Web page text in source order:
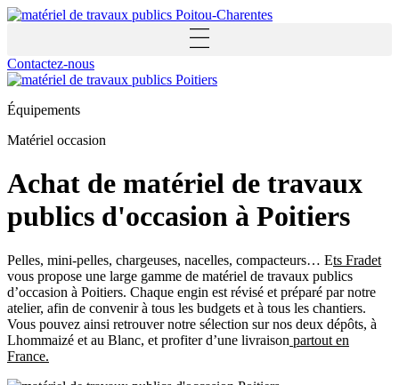
Aller
Contactez-nous
Équipements
Matériel occasion
Achat de matériel de travaux
publics d'occasion à Poitiers
Pelles, mini-pelles, chargeuses, nacelles, compacteurs… Ets Fradet
vous propose une large gamme de matériel de travaux publics
d’occasion à Poitiers. Chaque engin est révisé et préparé par notre
atelier, afin de convenir à tous les budgets et à tous les chantiers.
Vous pouvez ainsi retrouver notre sélection sur nos deux dépôts, à
Lhommaizé et au Blanc, et profiter d’une livraison partout en
France.
Panneau de gestion des cookies